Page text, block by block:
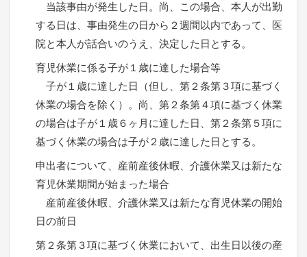
当該事由が発生した日。尚、この場合、本人が出勤
する日は、事由発生の日から２週間以内であって、医
院と本人が話合いのうえ、決定した日とする。
育児休業に係る子が１歳に達した場合等
子が１歳に達した日（但し、第２条第３項に基づく
休業の場合を除く）。尚、第２条第４項に基づく休業
の場合は子が１歳６ヶ月に達した日、第２条第５項に
基づく休業の場合は子が２歳に達した日とする。
申出者について、産前産後休暇、介護休業又は新たな
育児休業期間が始まった場合
産前産後休暇、介護休業又は新たな育児休業の開始
日の前日
第２条第３項に基づく休業において、出生日以後の産